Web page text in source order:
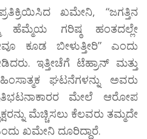
ಖಮೇನಿ, “ಜಗತ್ತಿನ
ಹೆಮ್ಮೆಯ ಗರಿಷ್ಠ ಹಂತದಲ್ಲೇ
ಕೂಡ ಬೀಳುತ್ತೀರಿ” ಎಂದು
ಇತ್ತೀಚೆಗೆ ಟೆಹ್ರಾನ್ ಮತ್ತು
ಘಟನೆಗಳನ್ನು ಅವರು
ಮೇಲೆ ಆರೋಪ
ಮೆಚ್ಚಿಸಲು ಕೆಲವರು ತಮ್ಮದೇ
ಖಮೇನಿ ದೂರಿದ್ದಾರೆ.